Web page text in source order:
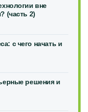
вне
(часть 2)
с чего начать и
решения и